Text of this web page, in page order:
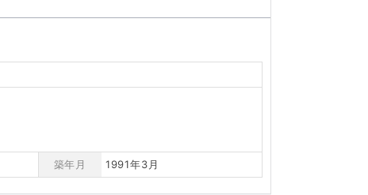
築年月 1991年3月